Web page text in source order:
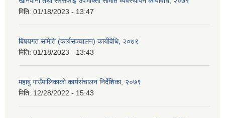
मिति: 01/18/2023 - 13:47
बिषयगत समिति (कार्यसञ्चालन) कार्यविधि, २०७९
मिति: 01/18/2023 - 13:43
महाबु गाउँपालिकाको कार्यसंचालन निर्देशिका, २०७९
मिति: 12/28/2022 - 15:43